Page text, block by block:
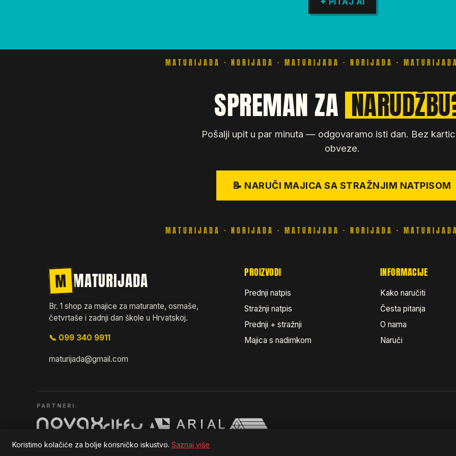
SPREMAN ZA
Pošalji upit u par minuta — odgovaramo isti dan. Bez
obveze.
📝 NARUČI MAJICA SA STRAŽNJIM NATPISOM
M MATURIJADA
Br. 1 shop za majice za maturante, osmaše,
četvrtaše i zadnji dan škole u Hrvatskoj.
📞 099 340 9911
maturijada@gmail.com
PROIZVODI
Prednji natpis
Stražnji natpis
Prednji + stražnji
Majica s nadimkom
INFORMACIJE
Kako naručiti
Česta pitanja
O nama
Naruči
PARTNERI:
Koristimo kolačiće za bolje korisničko iskustvo. Saznaj više